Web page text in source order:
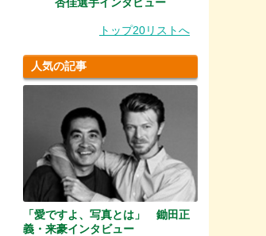
杏佳選手インタビュー
トップ20リストへ
人気の記事
「愛ですよ、写真とは」 鋤田正
義・来豪インタビュー